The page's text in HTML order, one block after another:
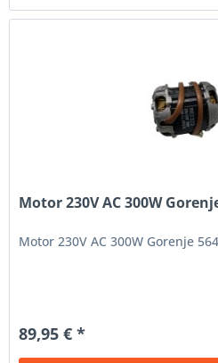
Motor 230V AC 300W
Motor 230V AC 300W Gorenje
89,95 € *